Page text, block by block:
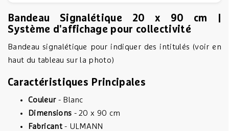
Bandeau Signalétique 20 x 90 cm |
Système d'affichage pour collectivité
Bandeau signalétique pour indiquer des intitulés (voir en
haut du tableau sur la photo)
Caractéristiques Principales
Couleur - Blanc
Dimensions - 20 x 90 cm
Fabricant- ULMANN